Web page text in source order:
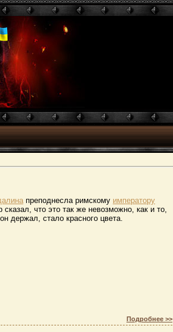
преподнесла римскому императору
что это так же невозможно, как и то,
держал, стало красного цвета.
Подробнее >>